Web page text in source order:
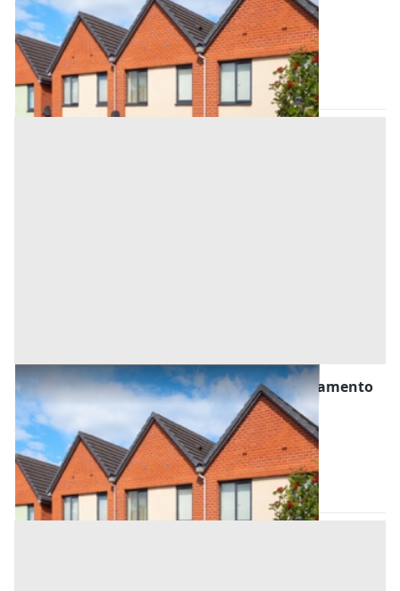
Altivole (Treviso)
Offerta minima
142.500 € 190.000 €
Codice asta:ad7f8973
08/10/2026
Asta Villette a schiera con garage e appartamento
(Vicenza)
Offerta minima
291.375 € 388.500 €
Codice asta:9352c9e7
15/09/2026